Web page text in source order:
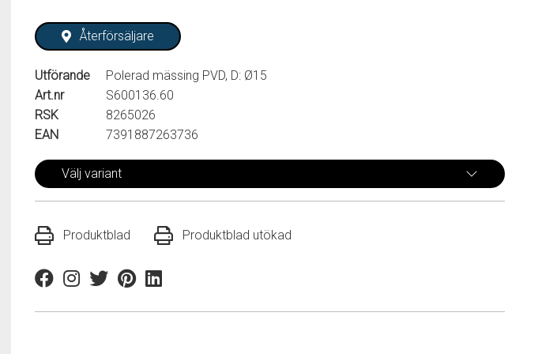
Återförsäljare
Utförande
Polerad mässing PVD, D: Ø15
Art.nr
S600136.60
RSK
8265026
EAN
7391887263736
Välj variant
Produktblad Produktblad utökad
FacebookInstagram
TwitterPinterestLinkedin